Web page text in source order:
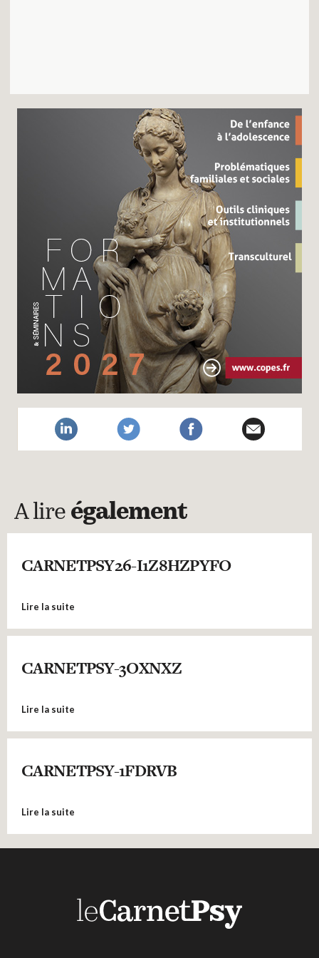
Mon compte
A lire également
CARNETPSY26-I1Z8HZPYFO
Lire la suite
CARNETPSY-3OXNXZ
Lire la suite
CARNETPSY-1FDRVB
Lire la suite